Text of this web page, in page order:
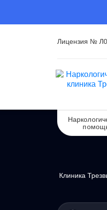
Лицензия №
Клиника